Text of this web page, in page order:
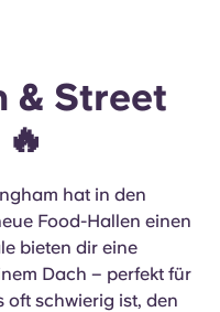
& Street
hat in den
Food-Hallen einen
bieten dir eine
Dach – perfekt für
oft schwierig ist, den